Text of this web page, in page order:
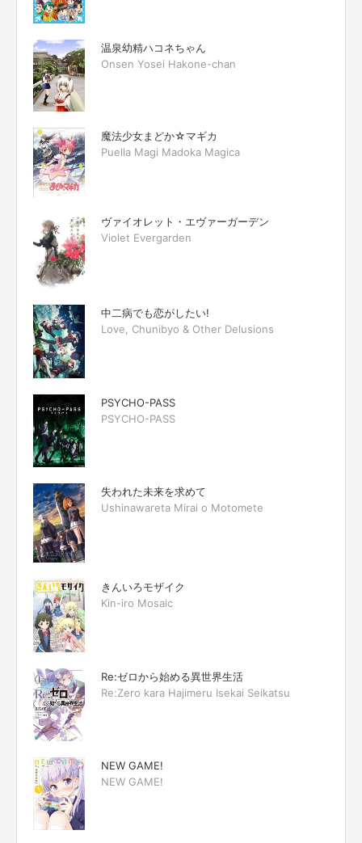
温泉幼精ハコネちゃん
Onsen Yosei Hakone-chan
魔法少女まどか☆マギカ
Puella Magi Madoka Magica
ヴァイオレット・エヴァーガーデン
Violet Evergarden
中二病でも恋がしたい!
Love, Chunibyo & Other Delusions
PSYCHO-PASS
PSYCHO-PASS
失われた未来を求めて
Ushinawareta Mirai o Motomete
きんいろモザイク
Kin-iro Mosaic
Re:ゼロから始める異世界生活
Re:Zero kara Hajimeru Isekai Seikatsu
NEW GAME!
NEW GAME!